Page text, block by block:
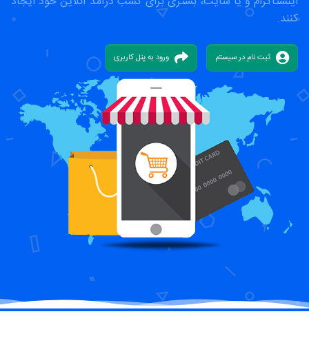
کنند.
ثبت نام در سیستم ورود به پنل کاربری